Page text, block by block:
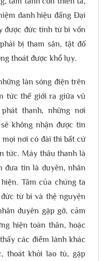
danh hiệu đấng Đại
được đức tính từ bi vốn
bị tham sân, tật đố
thoát được khổ lụy.
làn sóng điện trên
tức thế giới ra giữa vũ
thanh, những nơi
không nhận được tin
nơi có đài thì bất cứ
tức. Máy thâu thanh là
đưa tin là duyên, nhân
Tâm của chúng ta
từ bi và thệ nguyện
duyên gặp gỡ, cảm
hiện toàn thân, hoặc
các điềm lành khác
thoát khỏi lao tù, gặp